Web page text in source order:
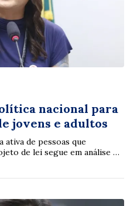
nacional para
jovens e adultos
ativa de pessoas que
de lei segue em análise na